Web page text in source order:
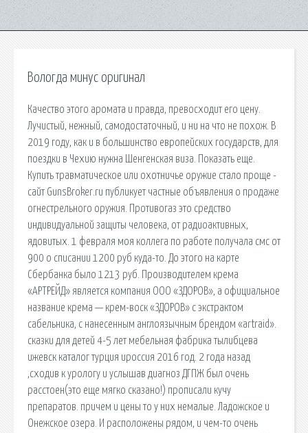
Вологда минус оригинал
Качество этого аромата и правда, превосходит его цену.
Лучистый, нежный, самодостаточный, и ни на что не похож. В
2019 году, как и в большинство европейских государств, для
поездки в Чехию нужна Шенгенская виза. Показать еще.
Купить травматическое или охотничье оружие стало проще -
сайт GunsBroker.ru публикует частные объявления о продаже
огнестрельного оружия. Противогаз это средство
индивидуальной защиты человека, от радиоактивных,
ядовитых. 1 февраля моя коллега по работе получала смс от
900 о списании 1200 руб куда-то. До этого на карте
Сбербанка было 1213 руб. Производителем крема
«АРТРЕЙД» является компания ООО «ЗДОРОВ», а официальное
название крема — крем-воск «ЗДОРОВ» с экстрактом
сабельника, с нанесенным англоязычным брендом «artraid».
сказки для детей 4-5 лет мебельная фабрика тылибцева
ижевск каталог турция ироссия 2016 год. 2 года назад
,сходив к урологу и услышав диагноз ДГПЖ был очень
расстоен(это еще мягко сказано!) прописали кучу
препаратов. причем и цены то у них немалые. Ладожское и
Онежское озера. И расположены рядом, и чем-то очень